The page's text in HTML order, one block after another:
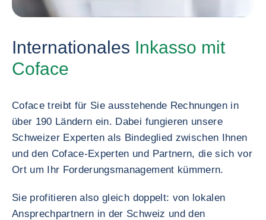
Internationales Inkasso mit
Coface
Coface treibt für Sie ausstehende Rechnungen in
über 190 Ländern ein. Dabei fungieren unsere
Schweizer Experten als Bindeglied zwischen Ihnen
und den Coface-Experten und Partnern, die sich vor
Ort um Ihr Forderungsmanagement kümmern.
Sie profitieren also gleich doppelt: von lokalen
Ansprechpartnern in der Schweiz und den